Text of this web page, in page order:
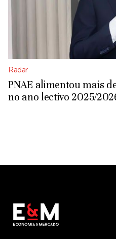
Radar
PNAE alimentou mais
no ano lectivo 2025/